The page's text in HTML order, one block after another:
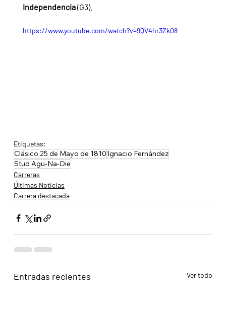
Independencia (G3).
https://www.youtube.com/watch?v=9QV4hr3Zk08
Etiquetas:
Clásico 25 de Mayo de 1810 Ignacio Fernández
Stud Agu-Na-Die
Carreras
Últimas Noticias
Carrera destacada
Entradas recientes Ver todo